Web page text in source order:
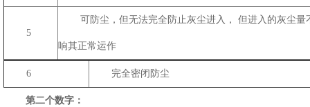
5
可防尘，但无法完全防止灰尘进入， 但进入的灰尘量
响其正常运作
6 完全密闭防尘
第二个数字：